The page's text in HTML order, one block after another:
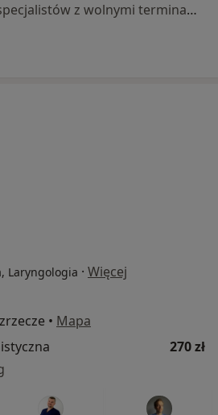
Brak dostępnych specjalistów z wolnymi terminami w tym centrum medycznym.
Laryngologia · Więcej
• Mapa
270 zł